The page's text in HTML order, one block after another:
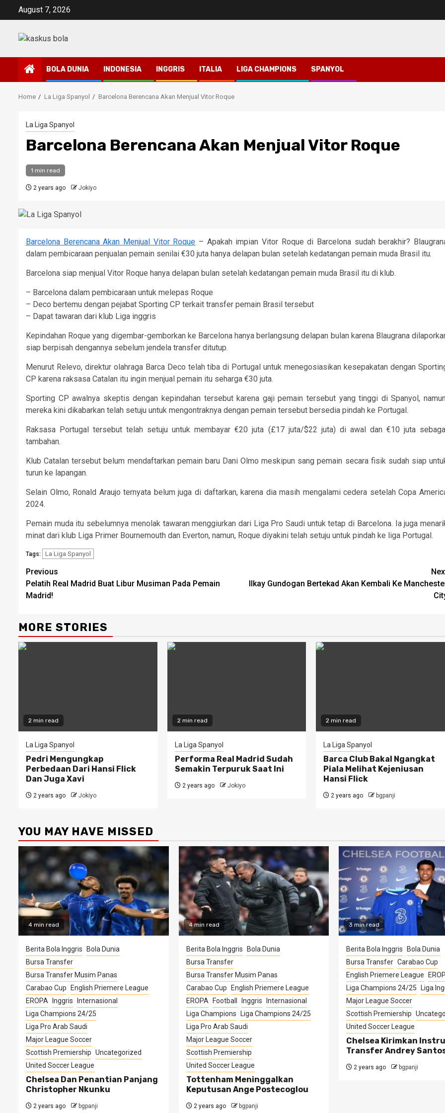
August 7, 2026
BOLA DUNIA INDONESIA INGGRIS ITALIA LIGA CHAMPIONS SPANYOL
Home La Liga Spanyol Barcelona Berencana Akan Menjual Vitor Roque
La Liga Spanyol
Barcelona Berencana Akan Menjual Vitor Roque
1 min read
2 years ago Jokiyo
Barcelona Berencana Akan Menjual Vitor Roque – Apakah impian Vitor Roque di Barcelona sudah berakhir?
dalam pembicaraan penjualan pemain senilai €30 juta hanya delapan bulan setelah kedatangan pemain muda Brasil itu.
Barcelona siap menjual Vitor Roque hanya delapan bulan setelah kedatangan pemain muda Brasil itu di klub.
– Barcelona dalam pembicaraan untuk melepas Roque
– Deco bertemu dengan pejabat Sporting CP terkait transfer pemain Brasil tersebut
– Dapat tawaran dari klub Liga inggris
Kepindahan Roque yang digembar-gemborkan ke Barcelona hanya berlangsung delapan bulan karena Blaugrana
siap berpisah dengannya sebelum jendela transfer ditutup.
Menurut Relevo, direktur olahraga Barca Deco telah tiba di Portugal untuk menegosiasikan kesepakatan dengan
CP karena raksasa Catalan itu ingin menjual pemain itu seharga €30 juta.
Sporting CP awalnya skeptis dengan kepindahan tersebut karena gaji pemain tersebut yang tinggi di Spanyol,
mereka kini dikabarkan telah setuju untuk mengontraknya dengan pemain tersebut bersedia pindah ke Portugal.
Raksasa Portugal tersebut telah setuju untuk membayar €20 juta (£17 juta/$22 juta) di awal dan €10 juta
tambahan.
Klub Catalan tersebut belum mendaftarkan pemain baru Dani Olmo meskipun sang pemain secara fisik sudah siap
turun ke lapangan.
Selain Olmo, Ronald Araujo ternyata belum juga di daftarkan, karena dia masih mengalami cedera setelah Copa
2024.
Pemain muda itu sebelumnya menolak tawaran menggiurkan dari Liga Pro Saudi untuk tetap di Barcelona. Ia juga
minat dari klub Liga Primer Bournemouth dan Everton, namun, Roque diyakini telah setuju untuk pindah ke liga Portugal.
Tags: La Liga Spanyol
Continue
Reading
Previous
Pelatih Real Madrid Buat Libur Musiman Pada Pemain
Madrid!
Ilkay Gundogan Bertekad Akan Kembali Ke
MORE STORIES
2 min read
La Liga Spanyol
Pedri Mengungkap
Perbedaan Dari Hansi Flick
Dan Juga Xavi
2 years ago Jokiyo
2 min read
La Liga Spanyol
Performa Real Madrid Sudah
Semakin Terpuruk Saat Ini
2 years ago Jokiyo
2 min read
La Liga Spanyol
Barca Club Bakal Ngangkat
Piala Melihat Kejeniusan
Hansi Flick
2 years ago bgpanji
YOU MAY HAVE MISSED
4 min read
Berita Bola Inggris
Bola Dunia
Bursa Transfer
Bursa Transfer Musim Panas
Carabao Cup
English Priemere League
EROPA
Inggris
Internasional
Liga Champions 24/25
Liga Pro Arab Saudi
Major League Soccer
Scottish Premiership Uncategorized
United Soccer League
Chelsea Dan Penantian Panjang
Christopher Nkunku
2 years ago bgpanji
4 min read
Berita Bola Inggris
Bola Dunia
Bursa Transfer
Bursa Transfer Musim Panas
Carabao Cup
English Priemere League
EROPA
Football Inggris
Internasional
Liga Champions
Liga Champions 24/25
Liga Pro Arab Saudi
Major League Soccer
Scottish Premiership
United Soccer League
Tottenham Meninggalkan
Keputusan Ange Postecoglou
2 years ago bgpanji
3 min read
Berita Bola Inggris
Bola Dunia
Bursa Transfer Carabao Cup
English Priemere League
Liga Champions 24/25
Liga
Major League Soccer
Scottish Premiership
United Soccer League
Chelsea Kirimkan
Transfer Andrey
2 years ago bgpanji